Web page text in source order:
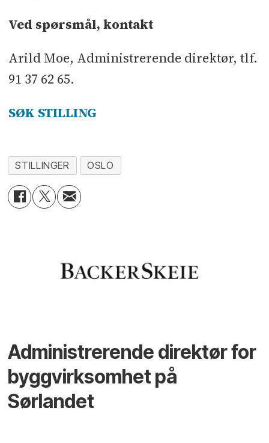
Ved spørsmål, kontakt
Arild Moe, Administrerende direktør, tlf.
91 37 62 65.
SØK STILLING
STILLINGER OSLO
Administrerende direktør for
byggvirksomhet på
Sørlandet